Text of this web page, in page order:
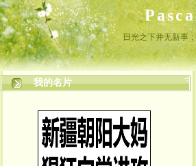
日光之下并无新事
我的名片